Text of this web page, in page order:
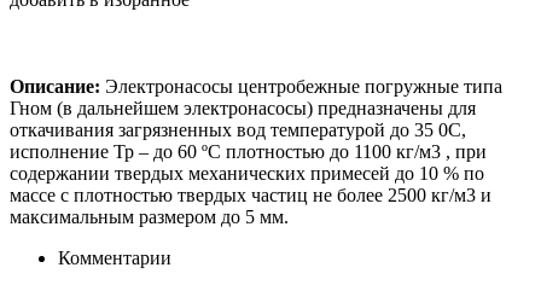
Описание: Электронасосы центробежные погружные типа
Гном (в дальнейшем электронасосы) предназначены для
откачивания загрязненных вод температурой до 35 0С,
исполнение Тр – до 60 ºС плотностью до 1100 кг/м3 , при
содержании твердых механических примесей до 10 % по
массе с плотностью твердых частиц не более 2500 кг/м3 и
максимальным размером до 5 мм.
Комментарии